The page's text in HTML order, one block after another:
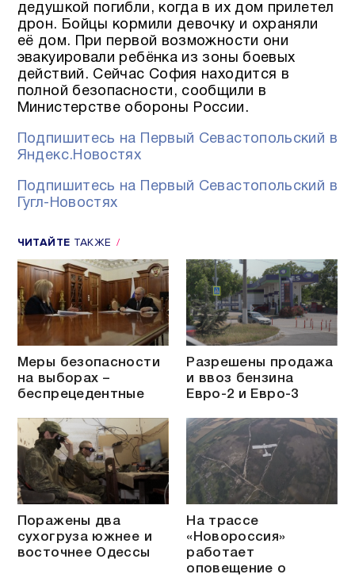
дедушкой погибли, когда в их дом прилетел
дрон. Бойцы кормили девочку и охраняли
её дом. При первой возможности они
эвакуировали ребёнка из зоны боевых
действий. Сейчас София находится в
полной безопасности, сообщили в
Министерстве обороны России.
Подпишитесь на Первый Севастопольский в
Яндекс.Новостях
Подпишитесь на Первый Севастопольский в
Гугл-Новостях
ЧИТАЙТЕ ТАКЖЕ
Меры безопасности
на выборах –
беспрецедентные
Разрешены продажа
и ввоз бензина
Евро-2 и Евро-3
Поражены два
сухогруза южнее и
восточнее Одессы
На трассе
«Новороссия»
работает
оповещение о